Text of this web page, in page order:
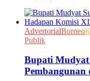
AdvertorialBorneo
Publik
Bupati